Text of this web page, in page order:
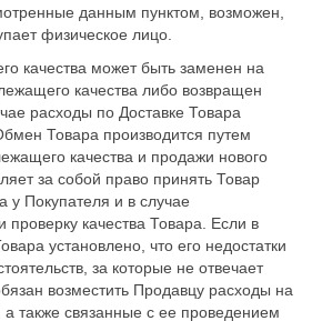
данным пунктом, возможен,
физическое лицо.
качества может быть заменен на
качества либо возвращен
расходы по Доставке Товара
Товара производится путем
качества и продажи нового
за собой право принять Товар
у Покупателя и в случае
проверку качества Товара. Если в
установлено, что его недостатки
за которые не отвечает
возместить Продавцу расходы на
а также связанные с ее проведением